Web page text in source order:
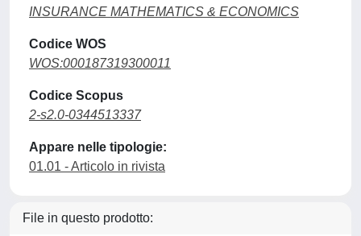
INSURANCE MATHEMATICS & ECONOMICS
Codice WOS
WOS:000187319300011
Codice Scopus
2-s2.0-0344513337
Appare nelle tipologie:
01.01 - Articolo in rivista
File in questo prodotto: